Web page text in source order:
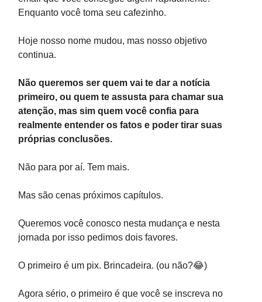
Enquanto você toma seu cafezinho.
Hoje nosso nome mudou, mas nosso objetivo
continua.
Não queremos ser quem vai te dar a notícia
primeiro, ou quem te assusta para chamar sua
atenção, mas sim quem você confia para
realmente entender os fatos e poder tirar suas
próprias conclusões.
Não para por aí. Tem mais.
Mas são cenas próximos capítulos.
Queremos você conosco nesta mudança e nesta
jornada por isso pedimos dois favores.
O primeiro é um pix. Brincadeira. (ou não?😂)
Agora sério, o primeiro é que você se inscreva no